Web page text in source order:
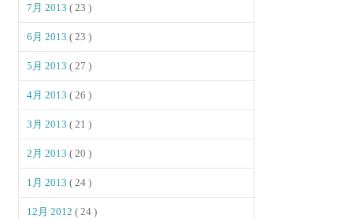
7月 2013( 23 )
6月 2013( 23 )
5月 2013( 27 )
4月 2013( 26 )
3月 2013( 21 )
2月 2013( 20 )
1月 2013( 24 )
12月 2012( 24 )